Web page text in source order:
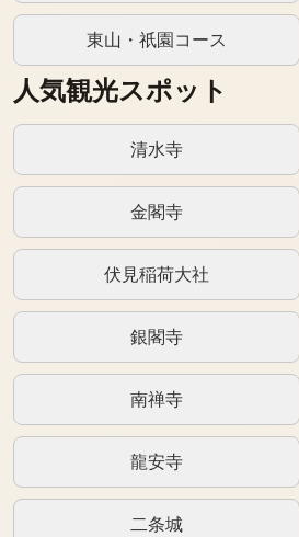
東山・祇園コース
人気観光スポット
清水寺
金閣寺
伏見稲荷大社
銀閣寺
南禅寺
龍安寺
二条城